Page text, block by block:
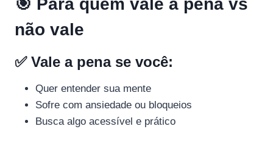
🎯 Para quem vale a pena vs
não vale
✅ Vale a pena se você:
Quer entender sua mente
Sofre com ansiedade ou bloqueios
Busca algo acessível e prático